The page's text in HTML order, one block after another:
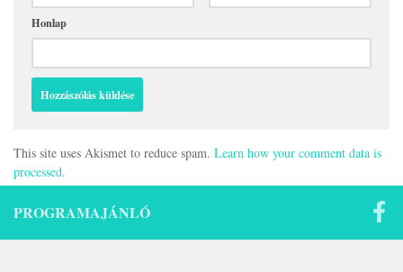
Honlap
This site uses Akismet to reduce spam. Learn how your comment data is
processed.
PROGRAMAJÁNLÓ